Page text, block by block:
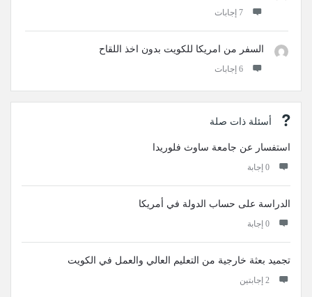
‫7 إجابات
السفر من امريكا للكويت بدون اخذ اللقاح
‫6 إجابات
أسئلة ذات صلة
استفسار عن جامعة ساوث فلوريدا
‫0 إجابة
الدراسة على حساب الدولة في أمريكا
‫0 إجابة
تجميد بعثة خارجية من التعليم العالي والعمل في الكويت
‫2 إجابتين